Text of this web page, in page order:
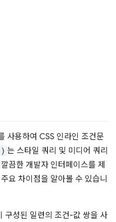
사용하여 CSS 인라인 조건문
는 스타일 쿼리 및 미디어 쿼리
끔한 개발자 인터페이스를 제
요 차이점을 알아볼 수 있습니
구성된 일련의 조건-값 쌍을 사